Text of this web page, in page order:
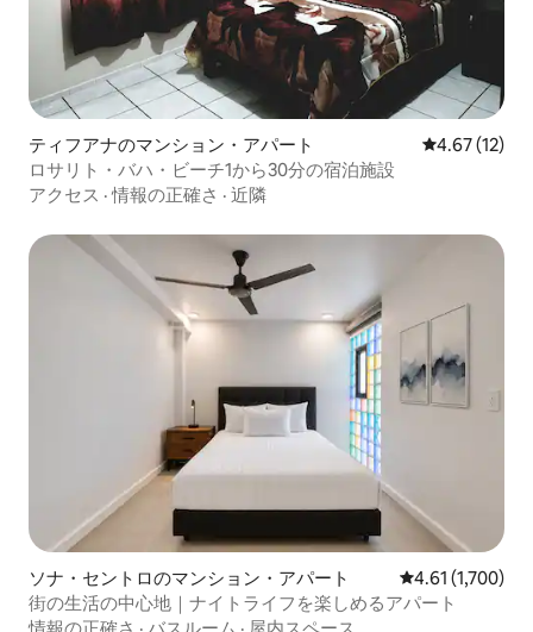
ティフアナのマンション・アパート レビュー12
4.67 (12)
ロサリト・バハ・ビーチ1から30分の宿泊施設
アクセス ·情報の正確さ · 近隣
ソナ・セントロのマンション・アパート レビュー1,700
4.61 (1,700)
街の生活の中心地｜ナイトライフを楽しめるアパート
情報の正確さ · バスルーム · 屋内スペース